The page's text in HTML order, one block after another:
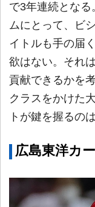
で3年連続とな
ムにとって、ビ
イトルも手の届
欲はない。それ
貢献できるかを
クラスをかけた
トが鍵を握るの
広島東洋カ